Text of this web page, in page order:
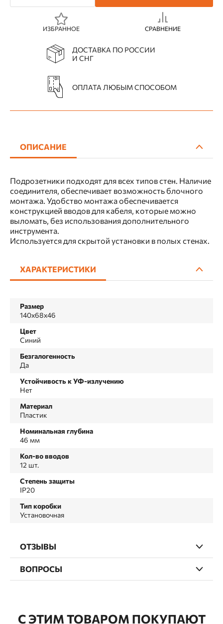
ИЗБРАННОЕ СРАВНЕНИЕ
ДОСТАВКА ПО РОССИИ
И СНГ
ОПЛАТА ЛЮБЫМ СПОСОБОМ
ОПИСАНИЕ
Подрозетники подходят для всех типов стен. Наличие
соединителя, обеспечивает возможность блочного
монтажа. Удобство монтажа обеспечивается
конструкцией вводов для кабеля, которые можно
выломать, без использования дополнительного
инструмента.
Используется для скрытой установки в полых стенах.
ХАРАКТЕРИСТИКИ
Размер
140х68х46
Цвет
Синий
Безгалогенность
Да
Устойчивость к УФ-излучению
Нет
Материал
Пластик
Номинальная глубина
46 мм
Кол-во вводов
12 шт.
Степень защиты
IP20
Тип коробки
Установочная
ОТЗЫВЫ
ВОПРОСЫ
С ЭТИМ ТОВАРОМ ПОКУПАЮТ